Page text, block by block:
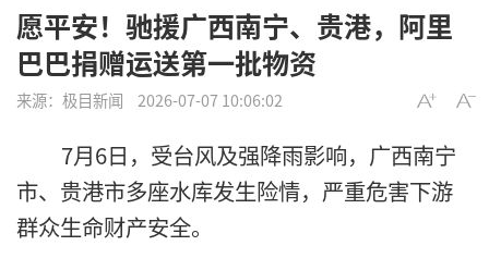
愿平安！驰援广西南宁、贵港，阿里
巴巴捐赠运送第一批物资
来源： 极目新闻 2026-07-07 10:06:02
7月6日，受台风及强降雨影响，广西南宁
市、贵港市多座水库发生险情，严重危害下游
群众生命财产安全。